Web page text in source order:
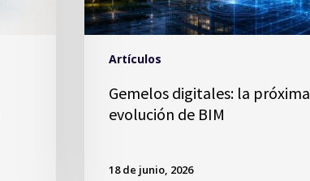
Artículos
Gemelos digitales: la próxima
evolución de BIM
18 de junio, 2026